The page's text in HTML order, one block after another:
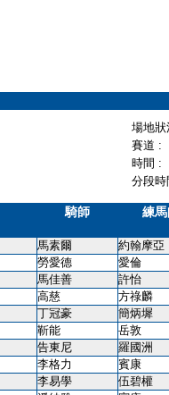
場地
賽道 :
時間 :
分段
騎師 練
馬素爾 約翰摩亞
勞愛德 愛倫
馬佳善 許怡
高慈 方祿麟
丁冠豪 簡炳墀
靳能 岳敦
告東尼 羅國洲
李格力 賓康
李易學 伍碧權